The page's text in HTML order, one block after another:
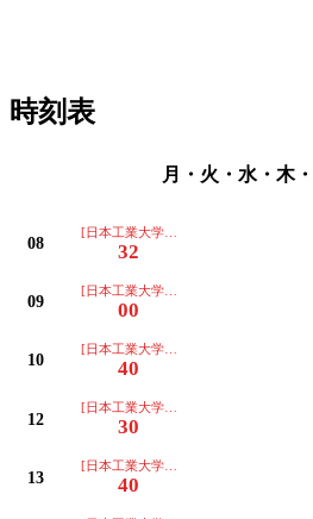
時刻表
月・火・水・木
08
[日本工業大学行き]
32
09
[日本工業大学行き]
00
10
[日本工業大学行き]
40
12
[日本工業大学行き]
30
13
[日本工業大学行き]
40